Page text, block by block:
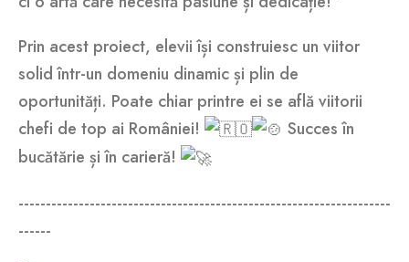
Prin acest proiect, elevii își construiesc un viitor
solid într-un domeniu dinamic și plin de
oportunități. Poate chiar printre ei se află viitorii
chefi de top ai României!
Succes în
bucătărie și în carieră!
--------------------------------------------------------------------
------